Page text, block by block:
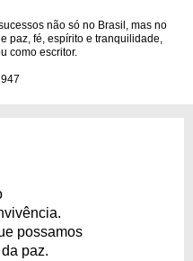
não só no Brasil, mas no
paz, fé, espírito e tranquilidade,
como escritor.
possamos
paz.